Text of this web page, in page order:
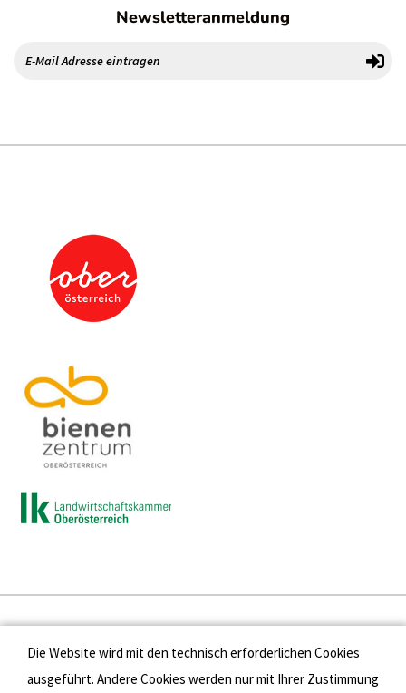
Newsletteranmeldung
Presse
Kontakt
Die Website wird mit den technisch erforderlichen Cookies
ausgeführt. Andere Cookies werden nur mit Ihrer Zustimmung